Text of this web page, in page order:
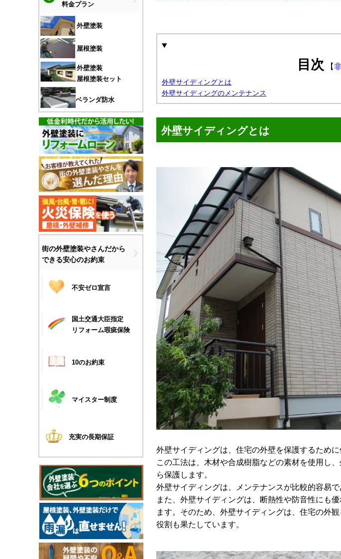
料金プラン
外壁塗装
屋根塗装
外壁塗装
屋根塗装セット
ベランダ防水
街の外壁塗装やさんだから
できる安心のお約束
不安ゼロ宣言
国土交通大臣指定
リフォーム瑕疵保険
10のお約束
マイスター制度
充実の長期保証
目次 【
外壁サイディングとは
外壁サイディングのメンテナンス
外壁サイディングとは
外壁サイディングは、住宅の外壁を保護するため
この工法は、木材や合成樹脂などの素材を使用し
ら保護します。
外壁サイディングは、メンテナンスが比較的容易
また、外壁サイディングは、断熱性や防音性にも
ます。そのため、外壁サイディングは、住宅の外
役割も果たしています。